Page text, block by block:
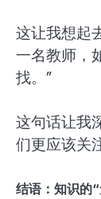
这让我想起
一名教师，
找。”
这句话让我
们更应该关
结语：知识的